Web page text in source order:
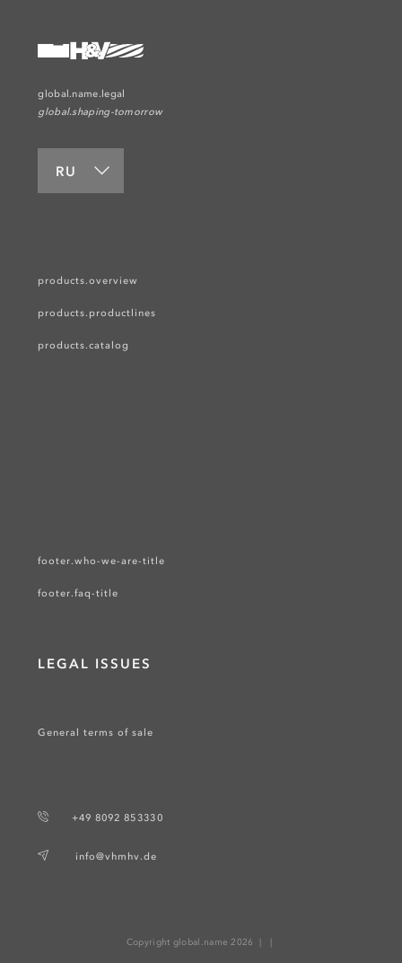
global.name.legal
global.shaping-tomorrow
RU
products.overview
products.productlines
products.catalog
footer.who-we-are-title
footer.faq-title
LEGAL ISSUES
General terms of sale
+49 8092 853330
info@vhmhv.de
Copyright global.name 2026 |